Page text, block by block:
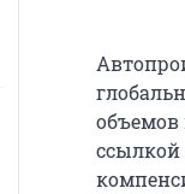
объемов